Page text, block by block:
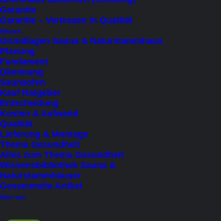
Garantie
Garantie – Vertrauen in Qualität
Wissen
Grundlagen Sauna & Naturstammhaus
Planung
Fundament
Dämmung
Saunaofen
Kauf Ratgeber
Entscheidung
Kosten & Aufwand
Qualität
Lieferung & Montage
Thema Gesundheit
Alles zum Thema Gesundheit
Wissensbibliothek Sauna &
Naturstammhäuser
Gesammelte Artikel
Über uns
Produktkategorie
Kapazität
1 - 2 Personen (liegend)
1 Person liegend
bis 10 Personen (sitzend)
bis 2 Personen (liegend)
bis 3 Personen (sitzend)
bis 4 Personen (sitzend)
bis 5 Personen (sitzend)(3)
bis 6 Personen (sitzend)
bis 7 Personen (sitzend)
bis 8 Personen (sitzend)